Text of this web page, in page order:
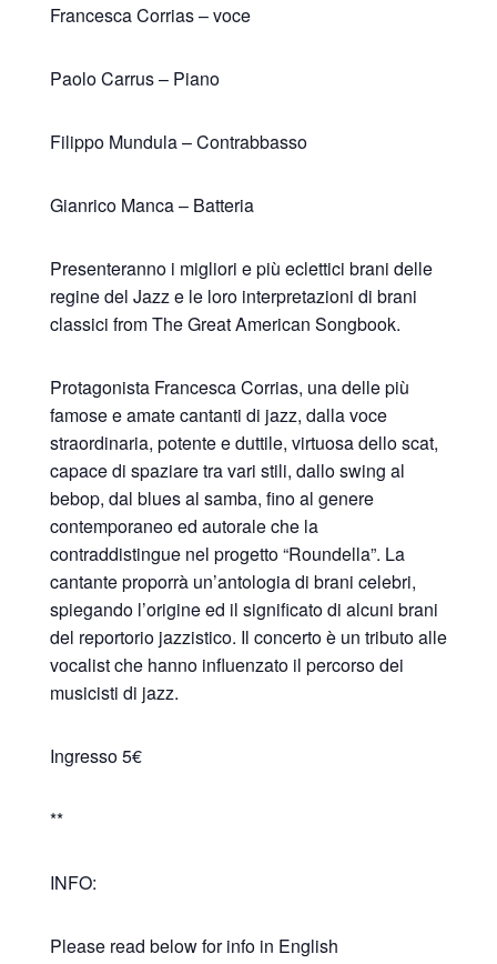
Francesca Corrias – voce
Paolo Carrus – Piano
Filippo Mundula – Contrabbasso
Gianrico Manca – Batteria
Presenteranno i migliori e più eclettici brani delle
regine del Jazz e le loro interpretazioni di brani
classici from The Great American Songbook.
Protagonista Francesca Corrias, una delle più
famose e amate cantanti di jazz, dalla voce
straordinaria, potente e duttile, virtuosa dello scat,
capace di spaziare tra vari stili, dallo swing al
bebop, dal blues al samba, fino al genere
contemporaneo ed autorale che la
contraddistingue nel progetto “Roundella”. La
cantante proporrà un’antologia di brani celebri,
spiegando l’origine ed il significato di alcuni brani
del reportorio jazzistico. Il concerto è un tributo alle
vocalist che hanno influenzato il percorso dei
musicisti di jazz.
Ingresso 5€
**
INFO:
Please read below for info in English